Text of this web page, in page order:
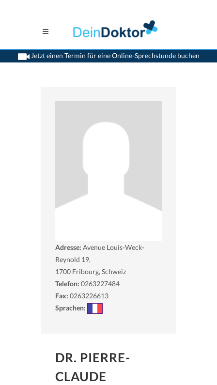
Jetzt einen Termin für eine Online-Sprechstunde buchen
>Allgemeinaerzte>Fribourg>Dr. Pierre-Claude Gardaz
Adresse: Avenue Louis-Weck-
Reynold 19,
1700 Fribourg, Schweiz
Telefon: 0263227484
Fax: 0263226613
Sprachen:
DR. PIERRE-
CLAUDE